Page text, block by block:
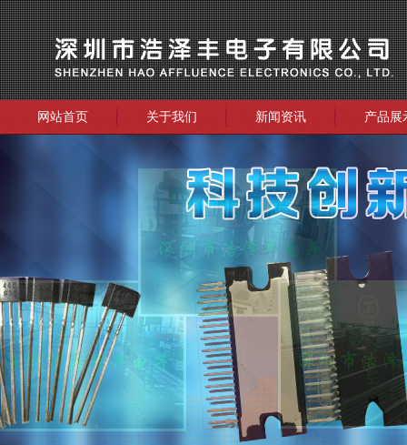
网站首页 关于我们 新闻资讯 产品展